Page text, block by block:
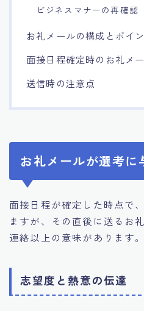
ビジネスマナーの再確認
お礼メールの構成とポイ
面接日程確定時のお礼メ
送信時の注意点
お礼メールが選考に
面接日程が確定した時点で
ますが、その直後に送るお
連絡以上の意味があります。
志望度と熱意の伝達